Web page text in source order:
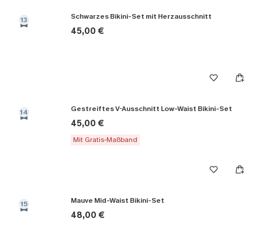
13 Schwarzes Bikini-Set mit Herzausschnitt
45,00 €
14 Gestreiftes V-Ausschnitt Low-Waist Bikini-Set
45,00 €
Mit Gratis-Maßband
15 Mauve Mid-Waist Bikini-Set
48,00 €